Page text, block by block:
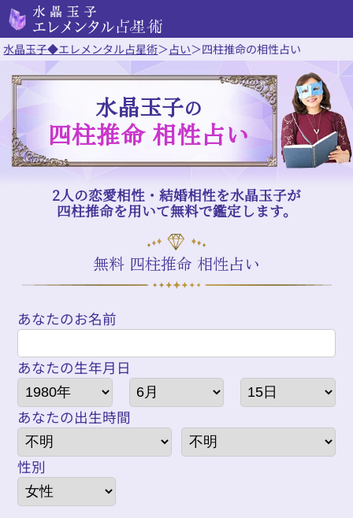
水晶玉子◆エレメンタル占星術＞占い＞四柱推命の相性占い
水晶玉子の
四柱推命 相性占い
2人の恋愛相性・結婚相性を水晶玉子が
四柱推命を用いて無料で鑑定します。
無料 四柱推命 相性占い
あなたのお名前
あなたの生年月日
あなたの出生時間
性別